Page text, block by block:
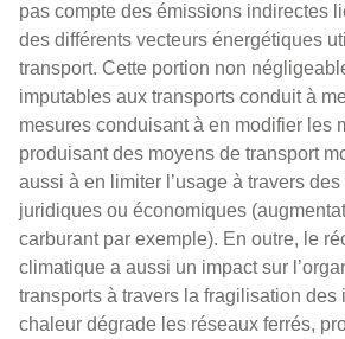
pas compte des émissions indirectes
des différents vecteurs énergétiques
transport. Cette portion non
imputables aux transports conduit à
mesures conduisant à en modifier les
produisant des moyens de transport
aussi à en limiter l’usage à travers
juridiques ou économiques
carburant par exemple). En outre, le
climatique a aussi un impact sur
transports à travers la fragilisation des
chaleur dégrade les réseaux ferrés,